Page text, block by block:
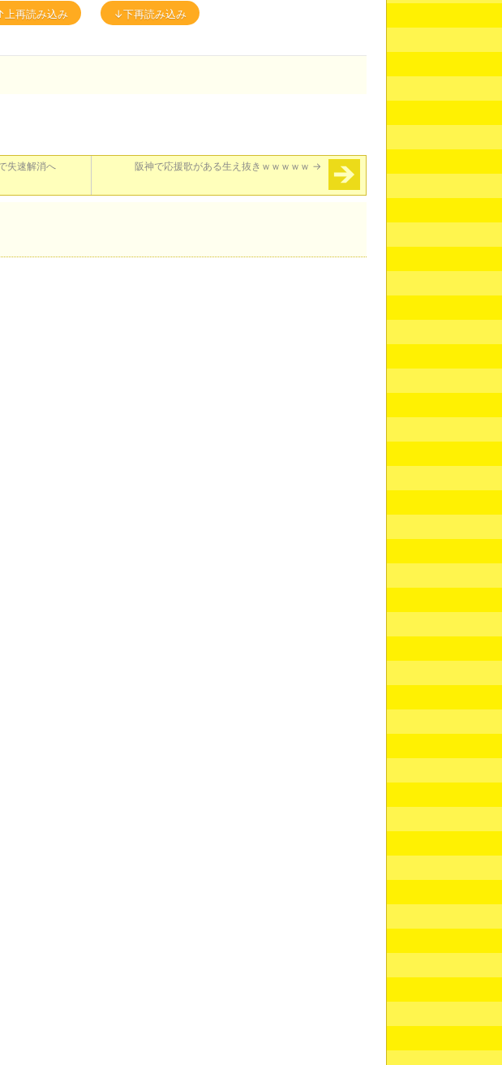
上再読み込み
↓下再読み込み
失速解消へ 阪神で応援歌がある生え抜きｗｗｗｗｗ →